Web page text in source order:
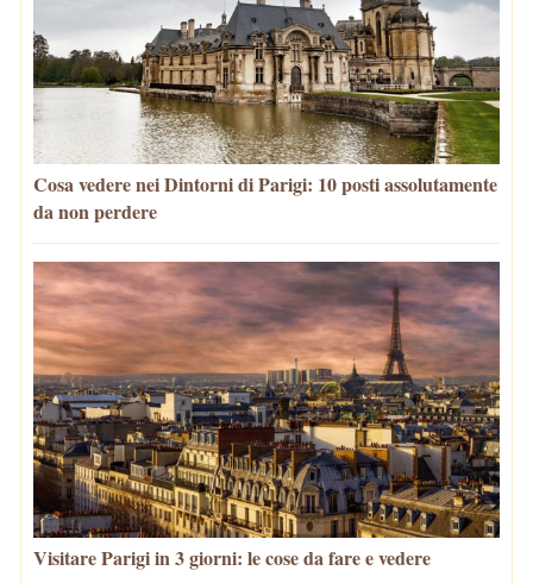
Cosa vedere nei Dintorni di Parigi: 10 posti assolutamente
da non perdere
Visitare Parigi in 3 giorni: le cose da fare e vedere